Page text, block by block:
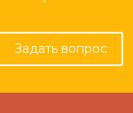
Задать вопрос